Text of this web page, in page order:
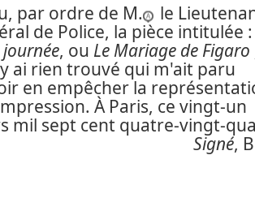
par ordre de M.
le
de Police, la pièce intitulée
, ou Le Mariage de Figaro
ai rien trouvé qui m'ait paru
en empêcher la
À Paris, ce vingt-un
mil sept cent quatre-vingt-
Signé,